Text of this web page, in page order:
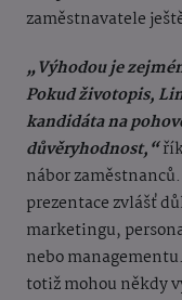
zaměstnavatele
„Výhodou je
Pokud životopis,
kandidáta na
důvěryhodnost,“
nábor zaměstnanců.
prezentace zvlášť
marketingu,
nebo
totiž mohou někdy